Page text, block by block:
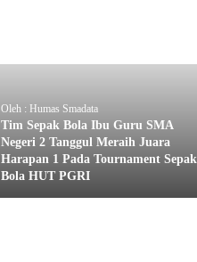
Oleh : Humas Smadata
Tim Sepak Bola Ibu Guru SMA
Negeri 2 Tanggul Meraih Juara
Harapan 1 Pada Tournament Sepak
Bola HUT PGRI